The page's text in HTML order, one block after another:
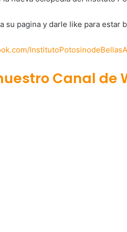
su pagina y darle like para estar
Canal de